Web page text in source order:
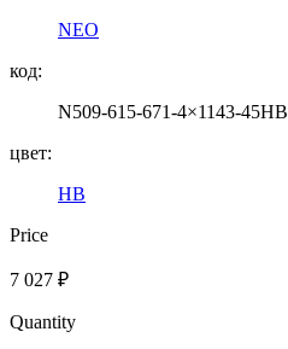
NEO
код:
N509-615-671-4×1143-45HB
цвет:
HB
Price
7 027 ₽
Quantity